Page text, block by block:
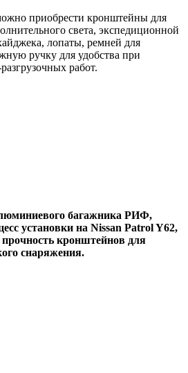
приобрести кронштейны для
света, экспедиционной
лопаты, ремней для
ручку для удобства при
работ.
багажника РИФ,
установки на Nissan Patrol Y62,
прочность кронштейнов для
снаряжения.